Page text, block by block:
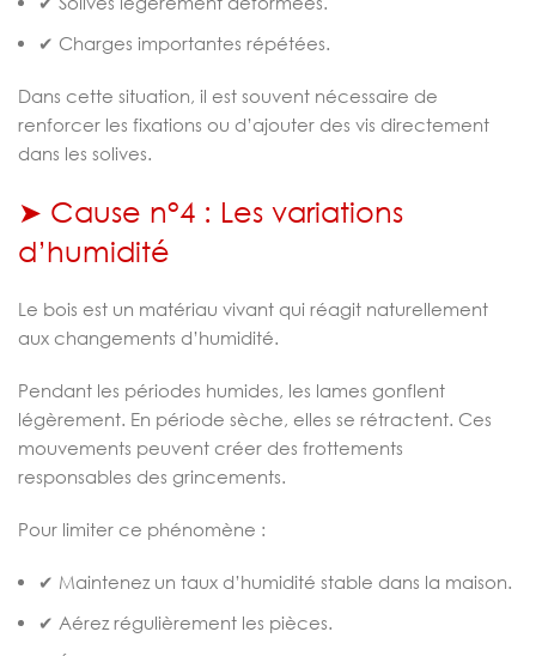
✔ Charges importantes répétées.
Dans cette situation, il est souvent nécessaire de
renforcer les fixations ou d’ajouter des vis directement
dans les solives.
➤ Cause n°4 : Les variations
d’humidité
Le bois est un matériau vivant qui réagit naturellement
aux changements d’humidité.
Pendant les périodes humides, les lames gonflent
légèrement. En période sèche, elles se rétractent. Ces
mouvements peuvent créer des frottements
responsables des grincements.
Pour limiter ce phénomène :
✔ Maintenez un taux d’humidité stable dans la maison.
✔ Aérez régulièrement les pièces.